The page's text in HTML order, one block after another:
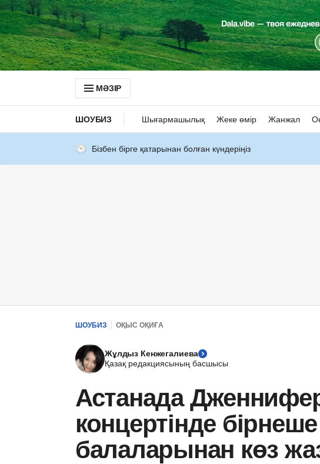
МӘЗІР
ШОУБИЗ Шығармашылық Жеке өмір Жанжал
Бізбен бірге қатарынан болған күндеріңіз
ШОУБИЗ ОҚЫС ОҚИҒА
Жұлдыз Кенжегалиева
Қазақ редакциясының басшысы
Астанада
концертінде
балаларынан көз